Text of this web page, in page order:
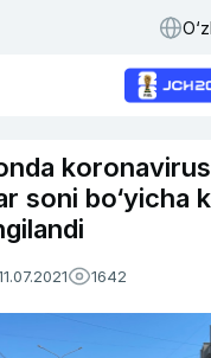
soni bo‘yicha
1642